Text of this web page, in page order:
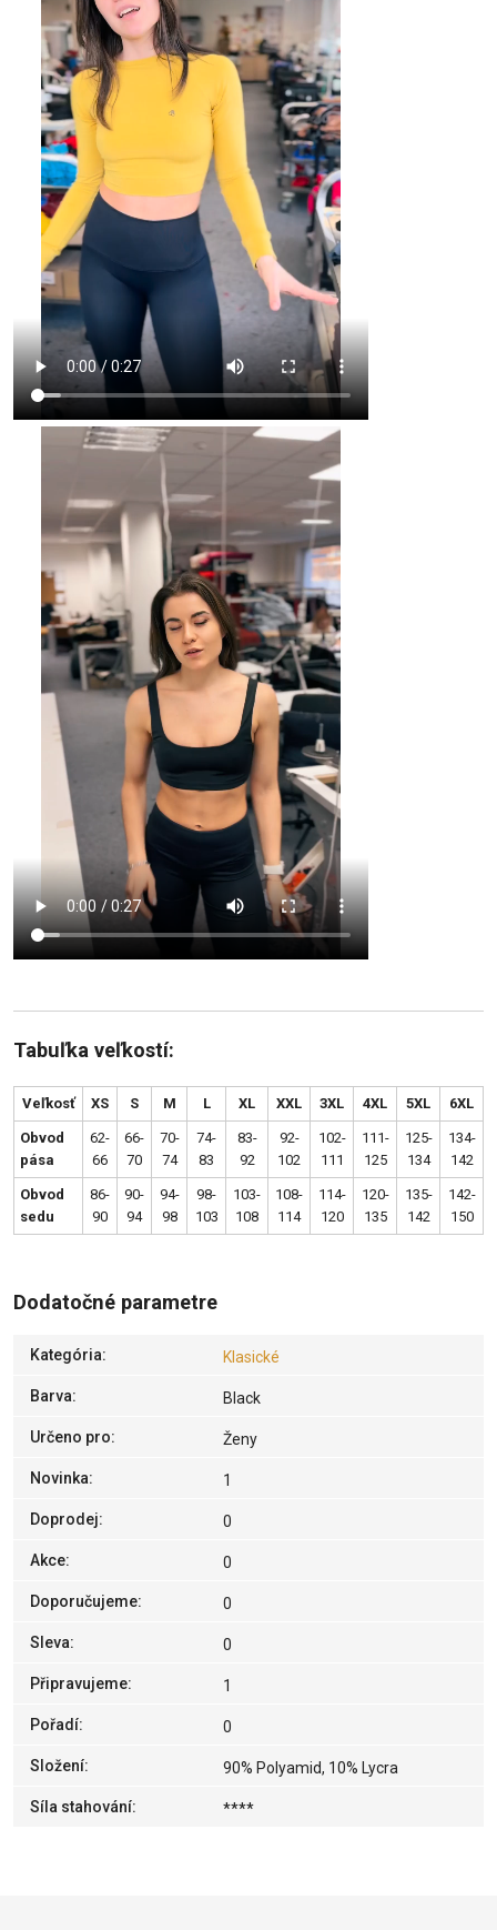
Tabuľka veľkostí:
Veľkosť XS S M L XL XXL 3XL 4XL 5XL 6XL
Obvod
pása
62-
66
66-
70
70-
74
74-
83
83-
92
92-
102
102-
111
111-
125
125-
134
134-
142
Obvod
sedu
86-
90
90-
94
94-
98
98-
103
103-
108
108-
114
114-
120
120-
135
135-
142
142-
150
Dodatočné parametre
Kategória: Klasické
Barva: Black
Určeno pro: Ženy
Novinka: 1
Doprodej: 0
Akce: 0
Doporučujeme: 0
Sleva: 0
Připravujeme: 1
Pořadí: 0
Složení: 90% Polyamid, 10% Lycra
Síla stahování: ****